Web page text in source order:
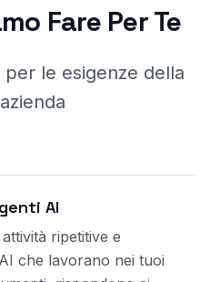
Fare Per Te
le esigenze della
AI
ripetitive e
che lavorano nei tuoi